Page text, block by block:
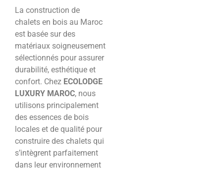
La construction de
chalets en bois au Maroc
est basée sur des
matériaux soigneusement
sélectionnés pour assurer
durabilité, esthétique et
confort. Chez ECOLODGE
LUXURY MAROC, nous
utilisons principalement
des essences de bois
locales et de qualité pour
construire des chalets qui
s’intègrent parfaitement
dans leur environnement